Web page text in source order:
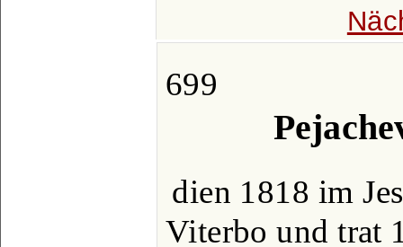
699
dien 1818 im
Viterbo und trat